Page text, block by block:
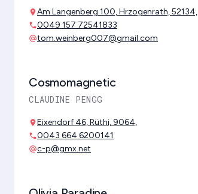
location_on Am Langenberg 100, Hrzogenrath, 52134,
phone0049 157 72541833
alternate_emailtom.weinberg007@gmail.com
Cosmomagnetic
CLAUDINE PENGG
location_on Eixendorf 46, Rüthi, 9064,
phone0043 664 6200141
alternate_emailc-p@gmx.net